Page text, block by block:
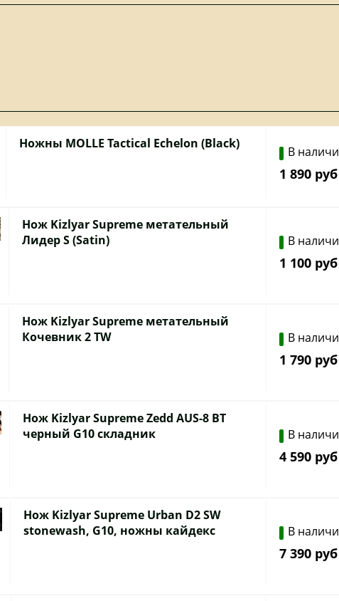
Ножны MOLLE Tactical Echelon (Black)
В
1 890 руб
Нож Kizlyar Supreme метательный
Лидер S (Satin)
В
1 100 руб
Нож Kizlyar Supreme метательный
Кочевник 2 TW
В
1 790 руб
Нож Kizlyar Supreme Zedd AUS-8 BT
черный G10 складник
В
4 590 руб
Нож Kizlyar Supreme Urban D2 SW
stonewash, G10, ножны кайдекс
В
7 390 руб